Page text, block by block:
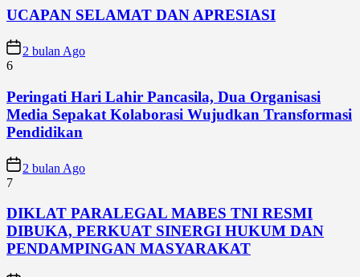
UCAPAN SELAMAT DAN APRESIASI
2 bulan Ago
6
Peringati Hari Lahir Pancasila, Dua Organisasi
Media Sepakat Kolaborasi Wujudkan Transformasi
Pendidikan
2 bulan Ago
7
DIKLAT PARALEGAL MABES TNI RESMI
DIBUKA, PERKUAT SINERGI HUKUM DAN
PENDAMPINGAN MASYARAKAT